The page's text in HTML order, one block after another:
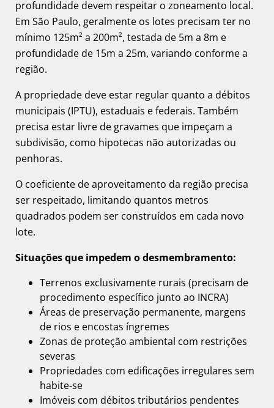
profundidade devem respeitar o zoneamento local.
Em São Paulo, geralmente os lotes precisam ter no
mínimo 125m² a 200m², testada de 5m a 8m e
profundidade de 15m a 25m, variando conforme a
região.
A propriedade deve estar regular quanto a débitos
municipais (IPTU), estaduais e federais. Também
precisa estar livre de gravames que impeçam a
subdivisão, como hipotecas não autorizadas ou
penhoras.
O coeficiente de aproveitamento da região precisa
ser respeitado, limitando quantos metros
quadrados podem ser construídos em cada novo
lote.
Situações que impedem o desmembramento:
Terrenos exclusivamente rurais (precisam de
procedimento específico junto ao INCRA)
Áreas de preservação permanente, margens
de rios e encostas íngremes
Zonas de proteção ambiental com restrições
severas
Propriedades com edificações irregulares sem
habite-se
Imóveis com débitos tributários pendentes